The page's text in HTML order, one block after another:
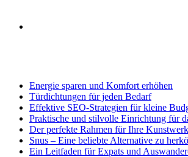
Energie sparen und Komfort erhöhen
Türdichtungen für jeden Bedarf
Effektive SEO-Strategien für kleine
Praktische und stilvolle Einrichtung für
Der perfekte Rahmen für Ihre
Snus – Eine beliebte Alternative zu
Ein Leitfaden für Expats und